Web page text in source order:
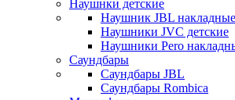
Наушнки детские
Наушник JBL накладные
Наушники JVC детские
Наушники Pero
Саундбары
Саундбары JBL
Саундбары Rombica